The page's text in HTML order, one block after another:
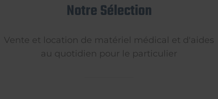
Notre Sélection
Vente et location de matériel médical et d'aides
au quotidien pour le particulier